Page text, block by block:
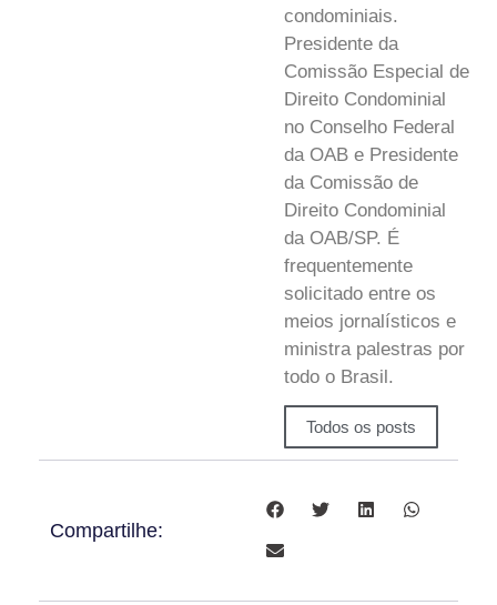
condominiais.
Presidente da
Comissão Especial de
Direito Condominial
no Conselho Federal
da OAB e Presidente
da Comissão de
Direito Condominial
da OAB/SP. É
frequentemente
solicitado entre os
meios jornalísticos e
ministra palestras por
todo o Brasil.
Todos os posts
Compartilhe: